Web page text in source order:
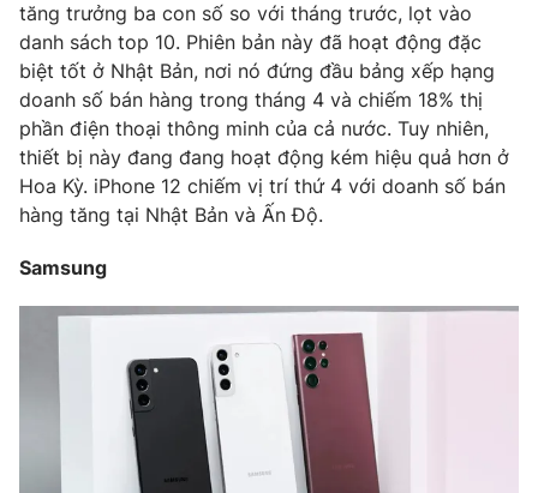
THỜI BÁO VTV
Theo dõi báo trên
Cơ quan chủ quản:Đài Truyền hình Việt Nam
Cơ quan báo chí:
Thời báo VTV
Giấy phép hoạt động báo in và báo điện tử số 483/GP-BTTTT
Tổng Biên tập:
Phó Tổng Biên tập:Nguyễn Thị Mỹ Hạnh, Phạm Quốc Thắng,
Nguyễn Trọng Ninh
Tổng đài VTV:024.38 355 931 - 024.38 355 932
Ðiện thoại Thời báo VTV: 024.66 897 897
toasoan@vtv.vn
tăng trưởng ba con số so với tháng trước, lọt vào
danh sách top 10. Phiên bản này đã hoạt động đặc
biệt tốt ở Nhật Bản, nơi nó đứng đầu bảng xếp hạng
doanh số bán hàng trong tháng 4 và chiếm 18% thị
phần điện thoại thông minh của cả nước. Tuy nhiên,
thiết bị này đang đang hoạt động kém hiệu quả hơn ở
Hoa Kỳ. iPhone 12 chiếm vị trí thứ 4 với doanh số bán
hàng tăng tại Nhật Bản và Ấn Độ.
Samsung